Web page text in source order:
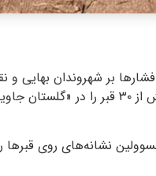
فشارها بر شهروندان بهایی
شهروندی آن‌ها در زمان حیات، نهادهای امنیتی جمهوری اسلامی بیش
شده، آمده است «مسوولین نشانه‌های